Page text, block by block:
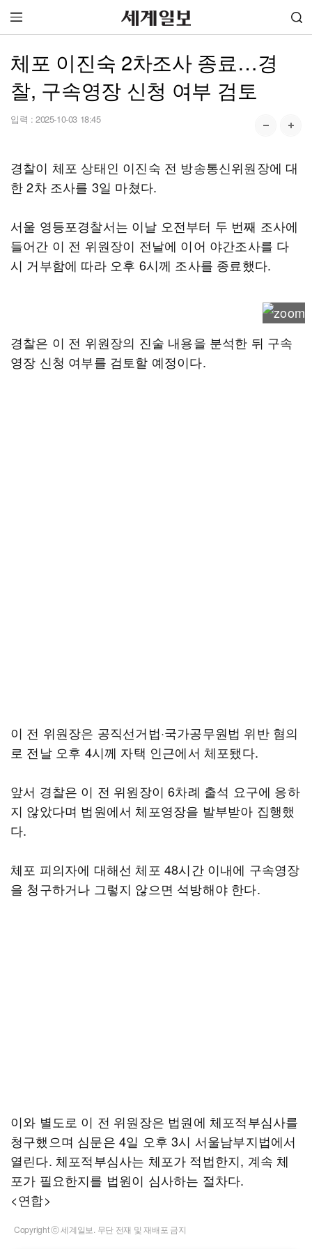
체포 이진숙 2차조사 종료…경
찰, 구속영장 신청 여부 검토
입력 : 2025-10-03 18:45
경찰이 체포 상태인 이진숙 전 방송통신위원장에 대
한 2차 조사를 3일 마쳤다.
서울 영등포경찰서는 이날 오전부터 두 번째 조사에
들어간 이 전 위원장이 전날에 이어 야간조사를 다
시 거부함에 따라 오후 6시께 조사를 종료했다.
경찰은 이 전 위원장의 진술 내용을 분석한 뒤 구속
영장 신청 여부를 검토할 예정이다.
이 전 위원장은 공직선거법·국가공무원법 위반 혐의
로 전날 오후 4시께 자택 인근에서 체포됐다.
앞서 경찰은 이 전 위원장이 6차례 출석 요구에 응하
지 않았다며 법원에서 체포영장을 발부받아 집행했
다.
체포 피의자에 대해선 체포 48시간 이내에 구속영장
을 청구하거나 그렇지 않으면 석방해야 한다.
이와 별도로 이 전 위원장은 법원에 체포적부심사를
청구했으며 심문은 4일 오후 3시 서울남부지법에서
열린다. 체포적부심사는 체포가 적법한지, 계속 체
포가 필요한지를 법원이 심사하는 절차다.
<연합>
Copyright ⓒ 세계일보. 무단 전재 및 재배포 금지